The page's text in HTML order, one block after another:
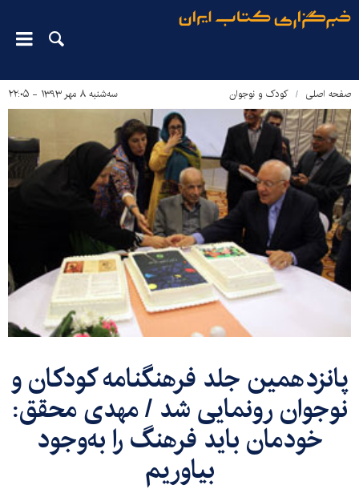
صفحه اصلی کودک و نوجوان سه‌شنبه ۸ مهر ۱۳۹۳ - ۲۲:۰۵
پانزدهمین جلد فرهنگنامه کودکان و
نوجوان رونمایی شد / مهدی محقق:
خودمان بايد فرهنگ را به‌وجود
بياوريم